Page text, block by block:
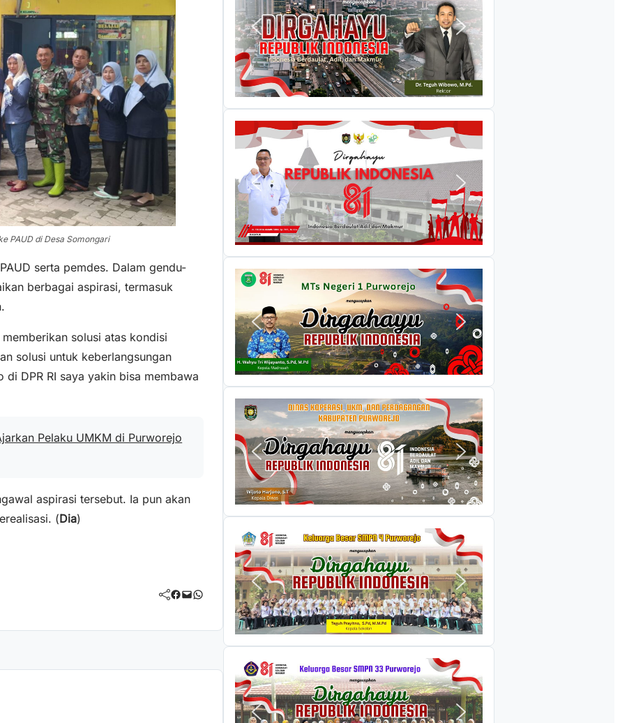
PAUD di Desa Somongari
serta pemdes. Dalam gendu-
berbagai aspirasi, termasuk
solusi atas kondisi
solusi untuk keberlangsungan
DPR RI saya yakin bisa membawa
Pelaku UMKM di Purworejo
aspirasi tersebut. Ia pun akan
(Dia)
Facebook Mail WhatsApp